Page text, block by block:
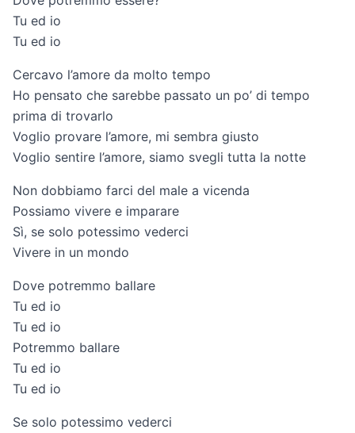
Tu ed io
Tu ed io
Cercavo l’amore da molto tempo
Ho pensato che sarebbe passato un po’ di tempo
prima di trovarlo
Voglio provare l’amore, mi sembra giusto
Voglio sentire l’amore, siamo svegli tutta la notte
Non dobbiamo farci del male a vicenda
Possiamo vivere e imparare
Sì, se solo potessimo vederci
Vivere in un mondo
Dove potremmo ballare
Tu ed io
Tu ed io
Potremmo ballare
Tu ed io
Tu ed io
Se solo potessimo vederci